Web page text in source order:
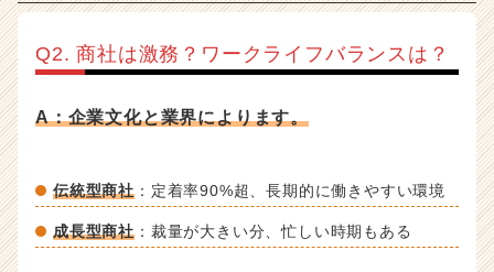
Q2. 商社は激務？ワークライフバランスは？
A：企業文化と業界によります。
伝統型商社 ：定着率90%超、長期的に働きやすい環境
成長型商社 ：裁量が大きい分、忙しい時期もある